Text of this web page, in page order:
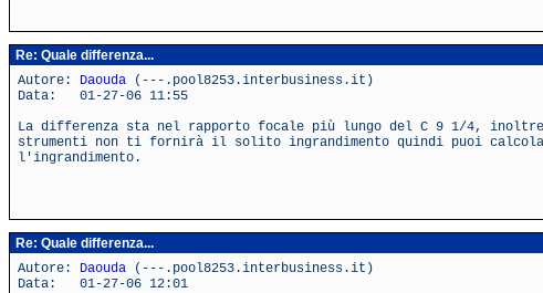
Re: Quale differenza...
Autore: Daouda (---.pool8253.interbusiness.it)
Data: 01-27-06 11:55
La differenza sta nel rapporto focale più lungo del C 9 1/4,
strumenti non ti fornirà il solito ingrandimento quindi puoi
l'ingrandimento.
Re: Quale differenza...
Autore: Daouda (---.pool8253.interbusiness.it)
Data: 01-27-06 12:01